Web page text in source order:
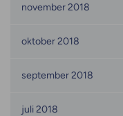
november 2018
oktober 2018
september 2018
juli 2018